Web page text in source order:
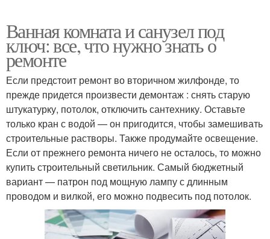
Ванная комната и санузел под
ключ: все, что нужно знать о
ремонте
Если предстоит ремонт во вторичном жилфонде, то
прежде придется произвести демонтаж : снять старую
штукатурку, потолок, отключить сантехнику. Оставьте
только кран с водой — он пригодится, чтобы замешивать
строительные растворы. Также продумайте освещение.
Если от прежнего ремонта ничего не осталось, то можно
купить строительный светильник. Самый бюджетный
вариант — патрон под мощную лампу с длинным
проводом и вилкой, его можно подвесить под потолок.